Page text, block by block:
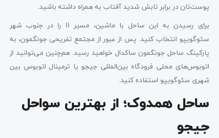
پوست‌تان در برابر تابش شدید آفتاب به همراه داشته باشید.
برای رسیدن به این ساحل با ماشین، مسیر 11 را در جنوب شهر
سئوگویپو انتخاب کنید. پس از عبور از مجتمع تفریحی جونگمون، به
پارکینگ ساحل جونگمون ساکدال خواهید رسید. هم‌چنین می‌توانید از
اتوبوس‌های محلی فرودگاه بین‌المللی جیجو یا ترمینال اتوبوس بین
شهری سئوگویپو استفاده کنید.
ساحل همدوک؛ از بهترین سواحل
جیجو